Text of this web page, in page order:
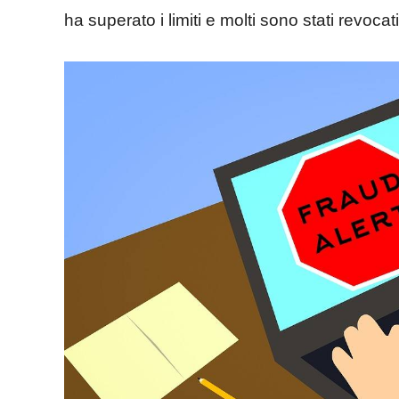
ha superato i limiti e molti sono stati